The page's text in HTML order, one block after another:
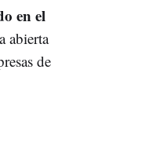
en el
abierta
de